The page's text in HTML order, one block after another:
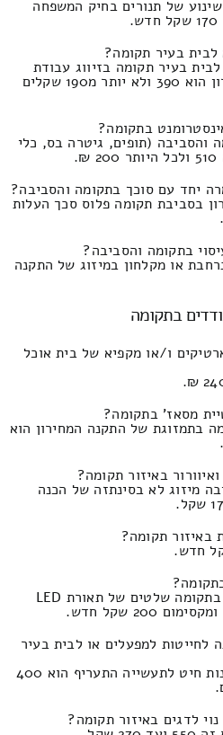
של תנורים בחיק המשפחה
בעיר תקומה?
בעיר תקומה בזיווג עבודת
מעבירים והשכרת מנוף המחירון הוא 390 ולא יותר מ190 שקלים
בתקומה?
והסביבה (תופים, גיטרה בס, כלי
יחד עם סוכך בתקומה והסביבה?
בסביבת תקומה פלוס סכך העלות
בתקומה והסביבה?
או מקלחון במיזוג של התקנה
בתקומה
ו/או מקפיא של בית אוכל
מסאז' בתקומה?
בתמזוגת של התקנה המחירון הוא
באיזור תקומה?
מיזוג לא בסינתזה של הכנה
באיזור תקומה?
עלויות של הובלה של כרזות, בתקומה שלטים של תאורת LED
לחייטות למפעלים או לבית בעיר
ביכולתכם לבצע ניוד של מכונות חיט לתעשייה התעריף הוא 400
לדגים באיזור תקומה?